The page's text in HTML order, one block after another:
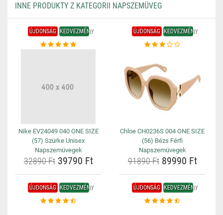
INNE PRODUKTY Z KATEGORII NAPSZEMÜVEG
ÚJDONSÁG KEDVEZMÉNY
Nike EV24049 040 ONE SIZE
(57) Szürke Unisex
Napszemüvegek
32890 Ft39790 Ft
ÚJDONSÁG KEDVEZMÉNY
Chloe CH0236S 004 ONE SIZE
(56) Bézs Férfi
Napszemüvegek
91890 Ft89990 Ft
ÚJDONSÁG KEDVEZMÉNY ÚJDONSÁG KEDVEZMÉNY